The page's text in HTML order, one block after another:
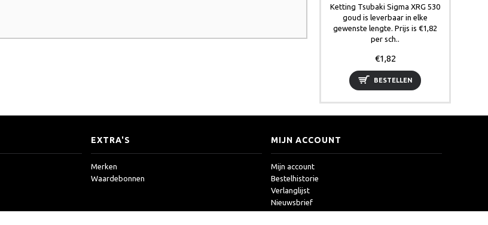
Ketting Tsubaki Sigma XRG 530
goud is leverbaar in elke
gewenste lengte. Prijs is €1,82
per sch..
€1,82
BESTELLEN
EXTRA'S
Merken
Waardebonnen
MIJN ACCOUNT
Mijn account
Bestelhistorie
Verlanglijst
Nieuwsbrief